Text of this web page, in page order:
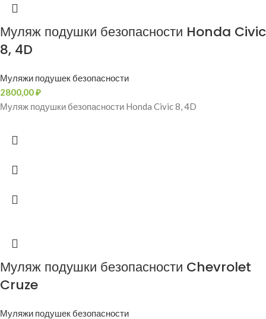
Муляж подушки безопасности Honda Civic
8, 4D
Муляжи подушек безопасности
2800,00₽
Муляж подушки безопасности Honda Civic 8, 4D
Муляж подушки безопасности Chevrolet
Cruze
Муляжи подушек безопасности